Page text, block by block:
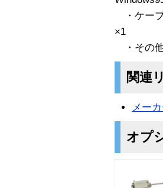
・ケー
×1
・その
関連
メー
オプ